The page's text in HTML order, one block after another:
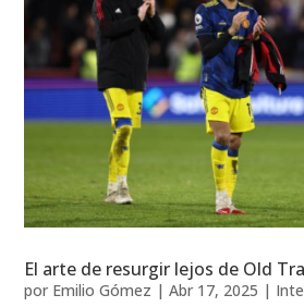
El arte de resurgir lejos de Old
por Emilio Gómez |Abr 17, 2025 |